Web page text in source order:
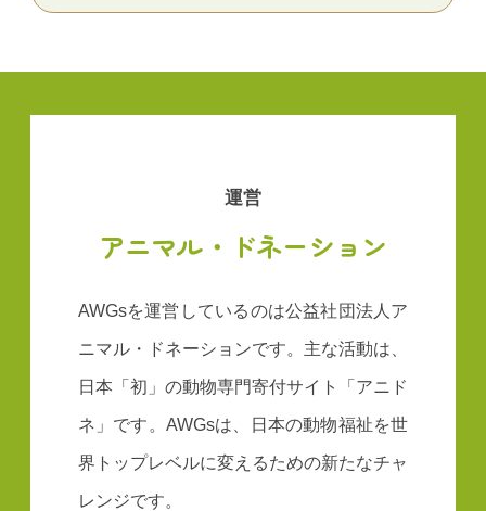
運営
アニマル・ドネーション
AWGsを運営しているのは公益社団法人ア
ニマル・ドネーションです。主な活動は、
日本「初」の動物専門寄付サイト「アニド
ネ」です。AWGsは、日本の動物福祉を世
界トップレベルに変えるための新たなチャ
レンジです。